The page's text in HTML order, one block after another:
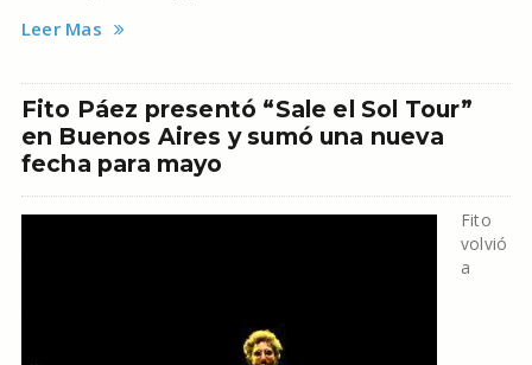
Leer Mas
Fito Páez presentó “Sale el Sol Tour”
en Buenos Aires y sumó una nueva
fecha para mayo
Fito
volvió
a